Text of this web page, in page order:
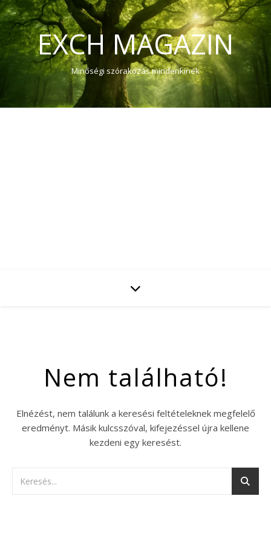
EXCH MAGAZIN
Minőségi szórakozás mindenkinek
Nem található!
Elnézést, nem találunk a keresési feltételeknek megfelelő
eredményt. Másik kulcsszóval, kifejezéssel újra kellene
kezdeni egy keresést.